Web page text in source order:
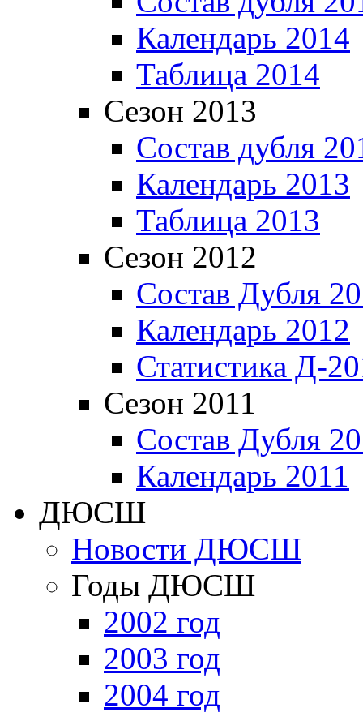
Календарь 2014
Таблица 2014
Сезон 2013
Состав дубля
Календарь 2013
Таблица 2013
Сезон 2012
Состав Дубля
Календарь 2012
Статистика Д-
Сезон 2011
Состав Дубля
Календарь 2011
ДЮСШ
Новости ДЮСШ
Годы ДЮСШ
2002 год
2003 год
2004 год